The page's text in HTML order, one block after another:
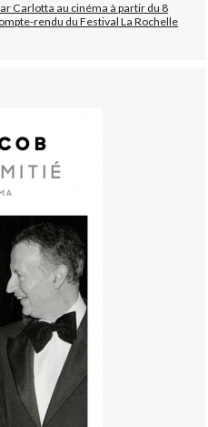
Carlotta au cinéma à partir du 8
rendu du Festival La Rochelle